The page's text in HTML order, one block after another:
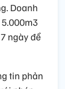
Doanh
ngày để
tin phản